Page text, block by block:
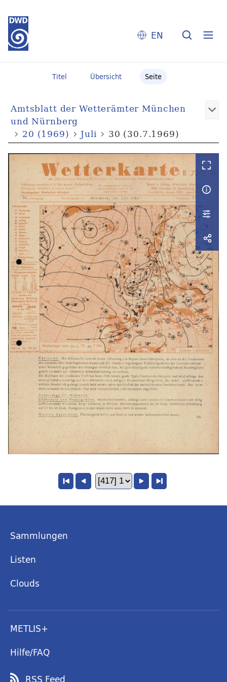
EN
Titel Übersicht Seite
Amtsblatt der Wetterämter München
und Nürnberg
20 (1969)
Juli 30 (30.7.1969)
Sammlungen
Listen
Clouds
METLIS+
Hilfe/FAQ